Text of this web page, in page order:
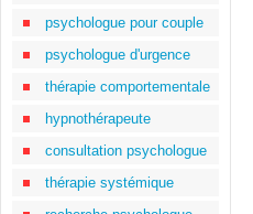
psychologue pour couple
psychologue d'urgence
thérapie comportementale
hypnothérapeute
consultation psychologue
thérapie systémique